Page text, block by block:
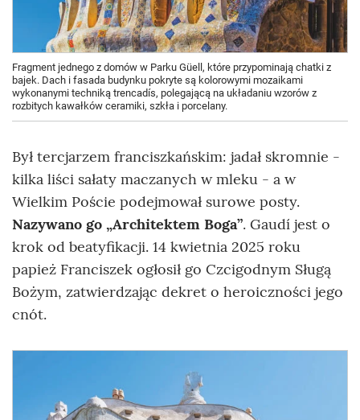
Fragment jednego z domów w Parku Güell, które przypominają chatki z
bajek. Dach i fasada budynku pokryte są kolorowymi mozaikami
wykonanymi techniką trencadís, polegającą na układaniu wzorów z
rozbitych kawałków ceramiki, szkła i porcelany.
Był tercjarzem franciszkańskim: jadał skromnie -
kilka liści sałaty maczanych w mleku - a w
Wielkim Poście podejmował surowe posty.
Nazywano go „Architektem Boga”. Gaudí jest o
krok od beatyfikacji. 14 kwietnia 2025 roku
papież Franciszek ogłosił go Czcigodnym Sługą
Bożym, zatwierdzając dekret o heroiczności jego
cnót.